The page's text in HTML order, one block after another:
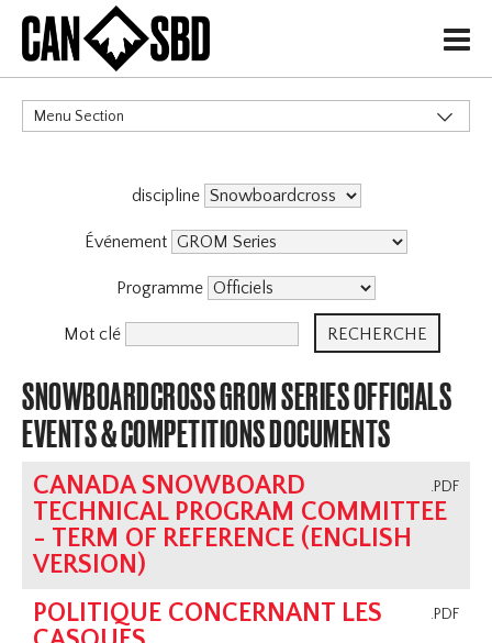
H
Menu Section
discipline
Événement
Programme
Mot clé
SNOWBOARDCROSS GROM SERIES OFFICIALS
EVENTS & COMPETITIONS DOCUMENTS
.PDF
CANADA SNOWBOARD
TECHNICAL PROGRAM COMMITTEE
- TERM OF REFERENCE (ENGLISH
VERSION)
.PDF
POLITIQUE CONCERNANT LES